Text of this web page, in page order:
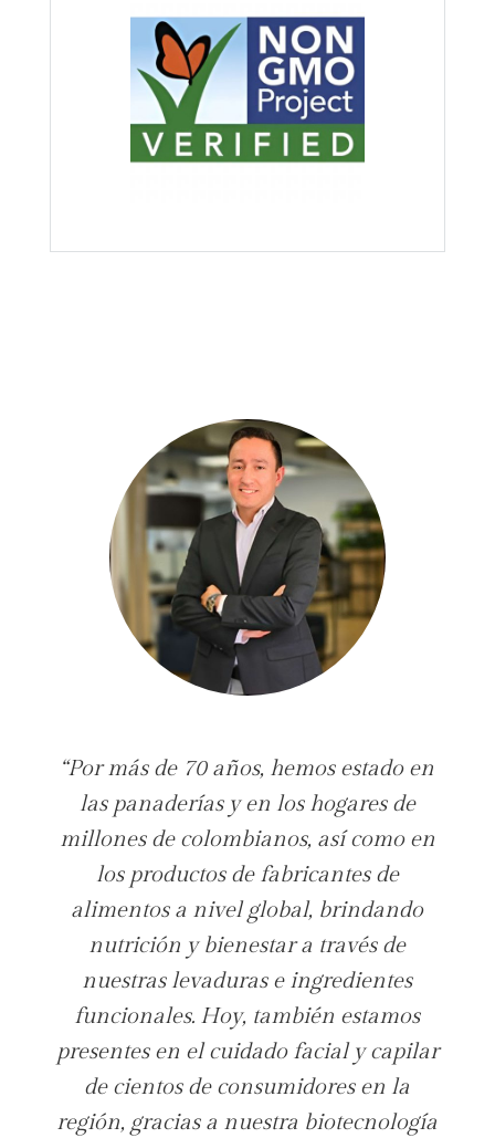
“Por más de 70 años, hemos estado en
las panaderías y en los hogares de
millones de colombianos, así como en
los productos de fabricantes de
alimentos a nivel global, brindando
nutrición y bienestar a través de
nuestras levaduras e ingredientes
funcionales. Hoy, también estamos
presentes en el cuidado facial y capilar
de cientos de consumidores en la
región, gracias a nuestra biotecnología